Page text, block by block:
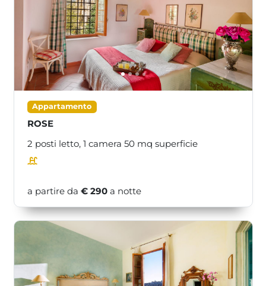
>>
Appartamento
ROSE
2 posti letto, 1 camera 50 mq superficie
a partire da € 290 a notte